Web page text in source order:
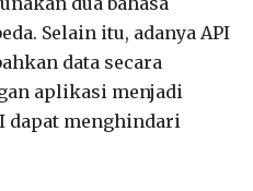
Selain itu, adanya API
data secara
aplikasi menjadi
dapat menghindari